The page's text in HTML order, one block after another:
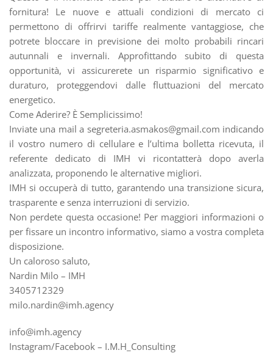
fornitura! Le nuove e attuali condizioni di mercato ci
permettono di offrirvi tariffe realmente vantaggiose, che
potrete bloccare in previsione dei molto probabili rincari
autunnali e invernali. Approfittando subito di questa
opportunità, vi assicurerete un risparmio significativo e
duraturo, proteggendovi dalle fluttuazioni del mercato
energetico.
Come Aderire? È Semplicissimo!
Inviate una mail a segreteria.asmakos@gmail.com indicando
il vostro numero di cellulare e l’ultima bolletta ricevuta, il
referente dedicato di IMH vi ricontatterà dopo averla
analizzata, proponendo le alternative migliori.
IMH si occuperà di tutto, garantendo una transizione sicura,
trasparente e senza interruzioni di servizio.
Non perdete questa occasione! Per maggiori informazioni o
per fissare un incontro informativo, siamo a vostra completa
disposizione.
Un caloroso saluto,
Nardin Milo – IMH
3405712329
milo.nardin@imh.agency
info@imh.agency
Instagram/Facebook – I.M.H_Consulting